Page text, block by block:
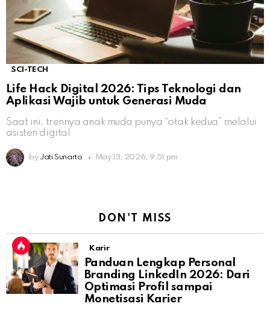
SCI-TECH
Life Hack Digital 2026: Tips Teknologi dan
Aplikasi Wajib untuk Generasi Muda
Saat ini, trennya anak muda punya “otak kedua” melalui
asisten digital
by Jati Sunarto May 13, 2026, 9:51 pm
DON'T MISS
Karir
Panduan Lengkap Personal
Branding LinkedIn 2026: Dari
Optimasi Profil sampai
Monetisasi Karier